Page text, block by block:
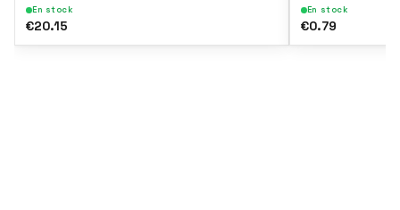
En stock
€20.15
En stock
€0.79